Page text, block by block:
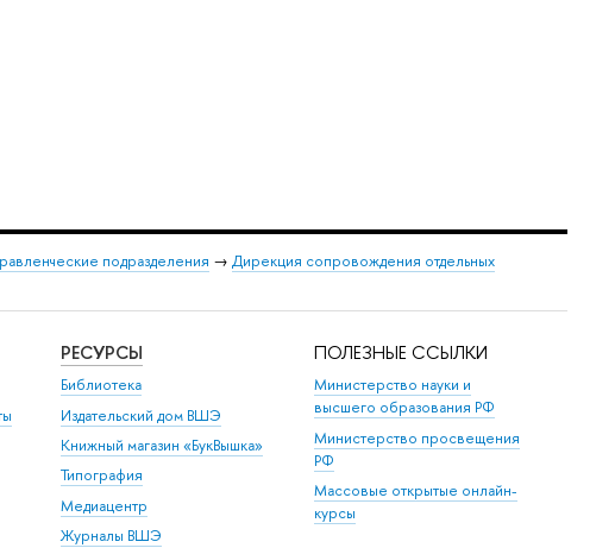
подразделения → Дирекция сопровождения отдельных
РЕСУРСЫ
Библиотека
Издательский дом ВШЭ
Книжный магазин «БукВышка»
Типография
Медиацентр
Журналы ВШЭ
ПОЛЕЗНЫЕ ССЫЛКИ
Министерство науки и
высшего образования РФ
Министерство просвещения
РФ
Массовые открытые онлайн-
курсы